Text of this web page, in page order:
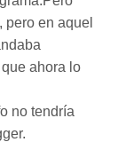
pero en aquel
ahora lo
no tendría